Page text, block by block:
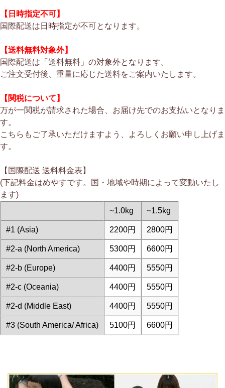
【日時指定不可】
国際配送は日時指定が不可となります。
【送料無料対象外】
国際配送は「送料無料」の対象外となります。
ご注文受付後、重量に応じた送料をご案内いたします。
【関税について】
万が一関税が請求された場合、お届け先でのお支払いとなりま
す。
こちらもご了承いただけますよう、よろしくお願い申し上げま
す。
【国際配送 送料料金表】
(下記料金はめやすです。国・地域や時期によって変動いたし
ます)
~1.0kg
~1.5kg
#1 (Asia) 2200円 2800円
#2-a (North America) 5300円 6600円
#2-b (Europe) 4400円 5550円
#2-c (Oceania) 4400円 5550円
#2-d (Middle East) 4400円 5550円
#3 (South America/ Africa) 5100円 6600円